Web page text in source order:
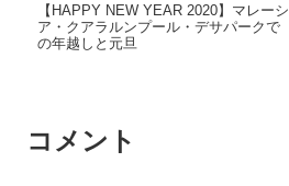
【HAPPY NEW YEAR 2020】マレーシ
ア・クアラルンプール・デサパークで
の年越しと元旦
コメント